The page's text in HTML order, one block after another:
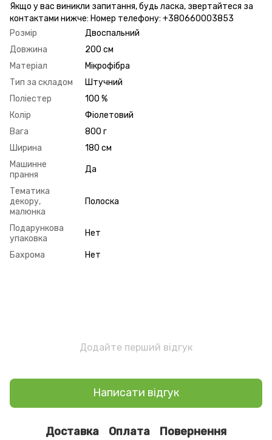
Якщо у вас виникли запитання, будь ласка, звертайтеся за
контактами нижче: Номер телефону: +380660003853
Розмір
Двоспальний
Довжина
200 см
Матеріал
Мікрофібра
Тип за складом
Штучний
Поліестер
100 %
Колір
Фіолетовий
Вага
800 г
Ширина
180 см
Машинне
прання
Да
Тематика
декору,
малюнка
Полоска
Подарункова
упаковка
Нет
Бахрома Нет
Додайте перший відгук
Написати відгук
Доставка Оплата Повернення